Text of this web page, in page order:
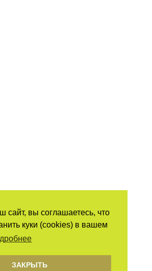
сайт, вы соглашаетесь, что
куки (cookies) в вашем
ЗАКРЫТЬ